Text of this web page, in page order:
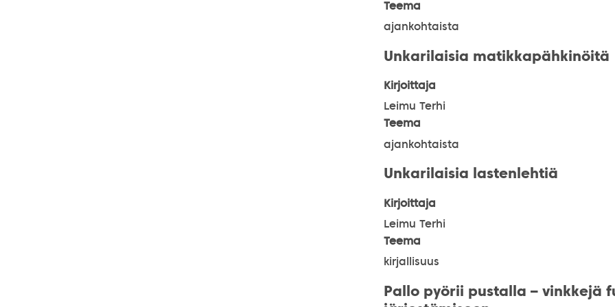
Teema
ajankohtaista
Unkarilaisia matikkapähkinöitä
Kirjoittaja
Leimu Terhi
Teema
ajankohtaista
Unkarilaisia lastenlehtiä
Kirjoittaja
Leimu Terhi
Teema
kirjallisuus
Pallo pyörii pustalla – vinkkejä